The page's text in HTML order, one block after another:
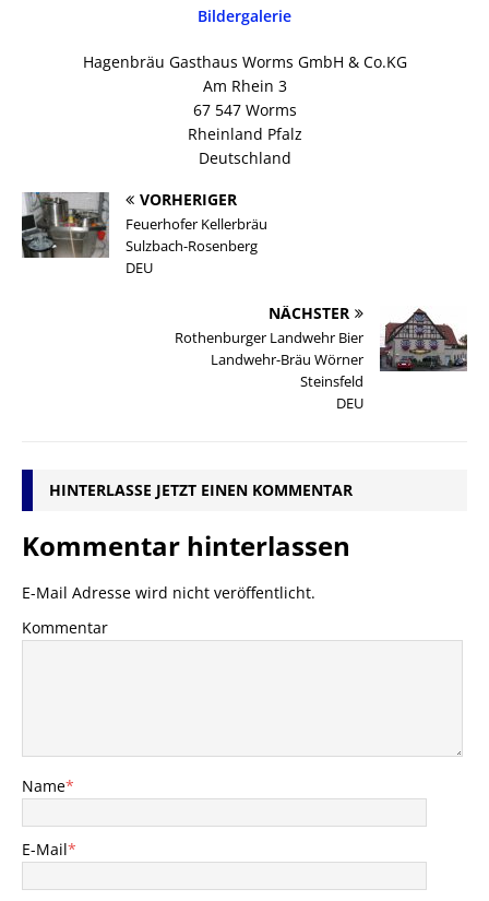
Bildergalerie
Hagenbräu Gasthaus Worms GmbH & Co.KG
Am Rhein 3
67 547 Worms
Rheinland Pfalz
Deutschland
VORHERIGER
Feuerhofer Kellerbräu
Sulzbach-Rosenberg
DEU
NÄCHSTER
Rothenburger Landwehr Bier
Landwehr-Bräu Wörner
Steinsfeld
DEU
HINTERLASSE JETZT EINEN KOMMENTAR
Kommentar hinterlassen
E-Mail Adresse wird nicht veröffentlicht.
Kommentar
Name*
E-Mail*